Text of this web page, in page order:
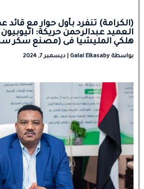
(الكرامة) تنفرد بأول حوار مع قائد
العميد عبدالرحمن حريكة:
هلكي المليشيا فى (مصنع سكر
بواسطة Galal Elkasaby ديسمبر 7, 2024